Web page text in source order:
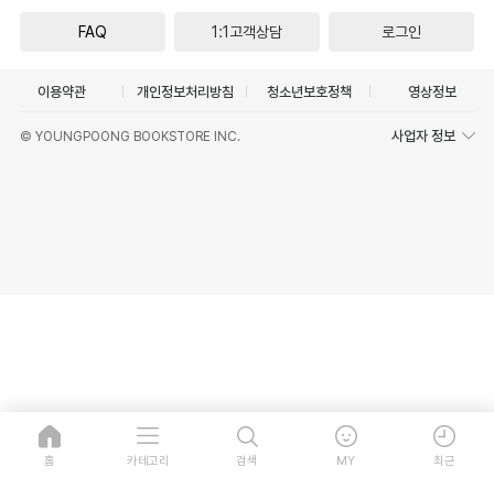
FAQ 1:1고객상담 로그인
이용약관 개인정보처리방침 청소년보호정책 영상정보
© YOUNGPOONG BOOKSTORE INC. 사업자 정보
홈 카테고리 검색 MY 최근